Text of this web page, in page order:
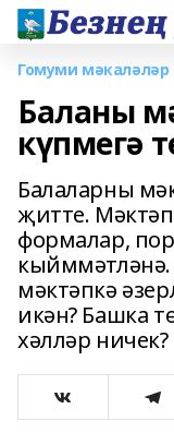
Гомуми мәкаләләр
Баланы
күпмегә
Балаларны
җитте.
формалар,
кыйммәтләнә.
мәктәпкә
икән? Башка
хәлләр ничек?